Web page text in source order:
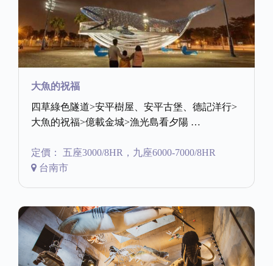
大魚的祝福
四草綠色隧道>安平樹屋、安平古堡、德記洋行>
大魚的祝福>億載金城>漁光島看夕陽 …
定價： 五座3000/8HR，九座6000-7000/8HR
台南市